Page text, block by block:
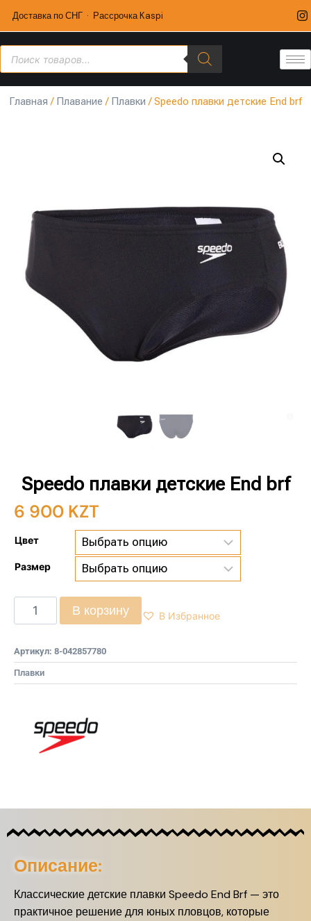
Доставка по СНГ · Рассрочка Kaspi
Главная / Плавание / Плавки / Speedo плавки детские End brf
Speedo плавки детские End brf
6 900 KZT
Цвет
Размер
В корзину В Избранное
Артикул: 8-042857780
Плавки
Описание:
Классические детские плавки Speedo End Brf — это
практичное решение для юных пловцов, которые